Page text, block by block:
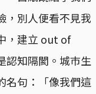
，別人便看不見我
，建立 out of
認知隔閡。城巿生
名句：「像我們這